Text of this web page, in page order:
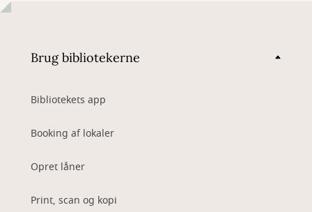
Brug bibliotekerne
Bibliotekets app
Booking af lokaler
Opret låner
Print, scan og kopi